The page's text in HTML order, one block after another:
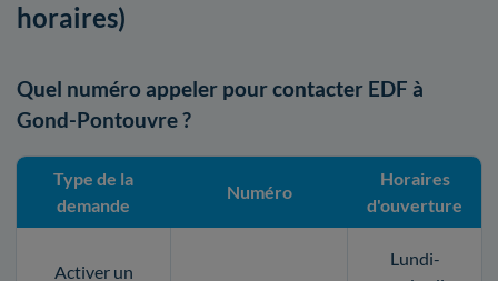
horaires)
Quel numéro appeler pour contacter EDF à
Gond-Pontouvre ?
Type de la
demande
Numéro
Horaires
d'ouverture
Activer un
Lundi-